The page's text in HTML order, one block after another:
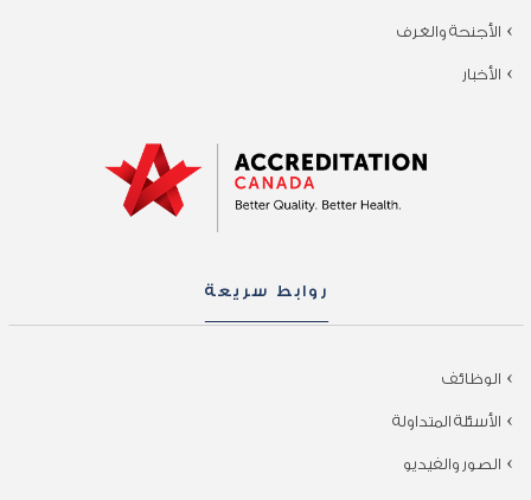
الأجنحة والغرف
الأخبار
روابط سريعة
الوظائف
الأسئلة المتداولة
الصور والفيديو